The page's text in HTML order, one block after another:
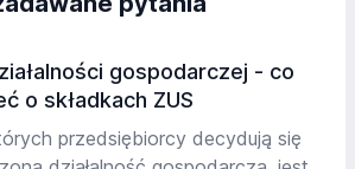
gospodarczej - co
o składkach ZUS
przedsiębiorcy decydują się